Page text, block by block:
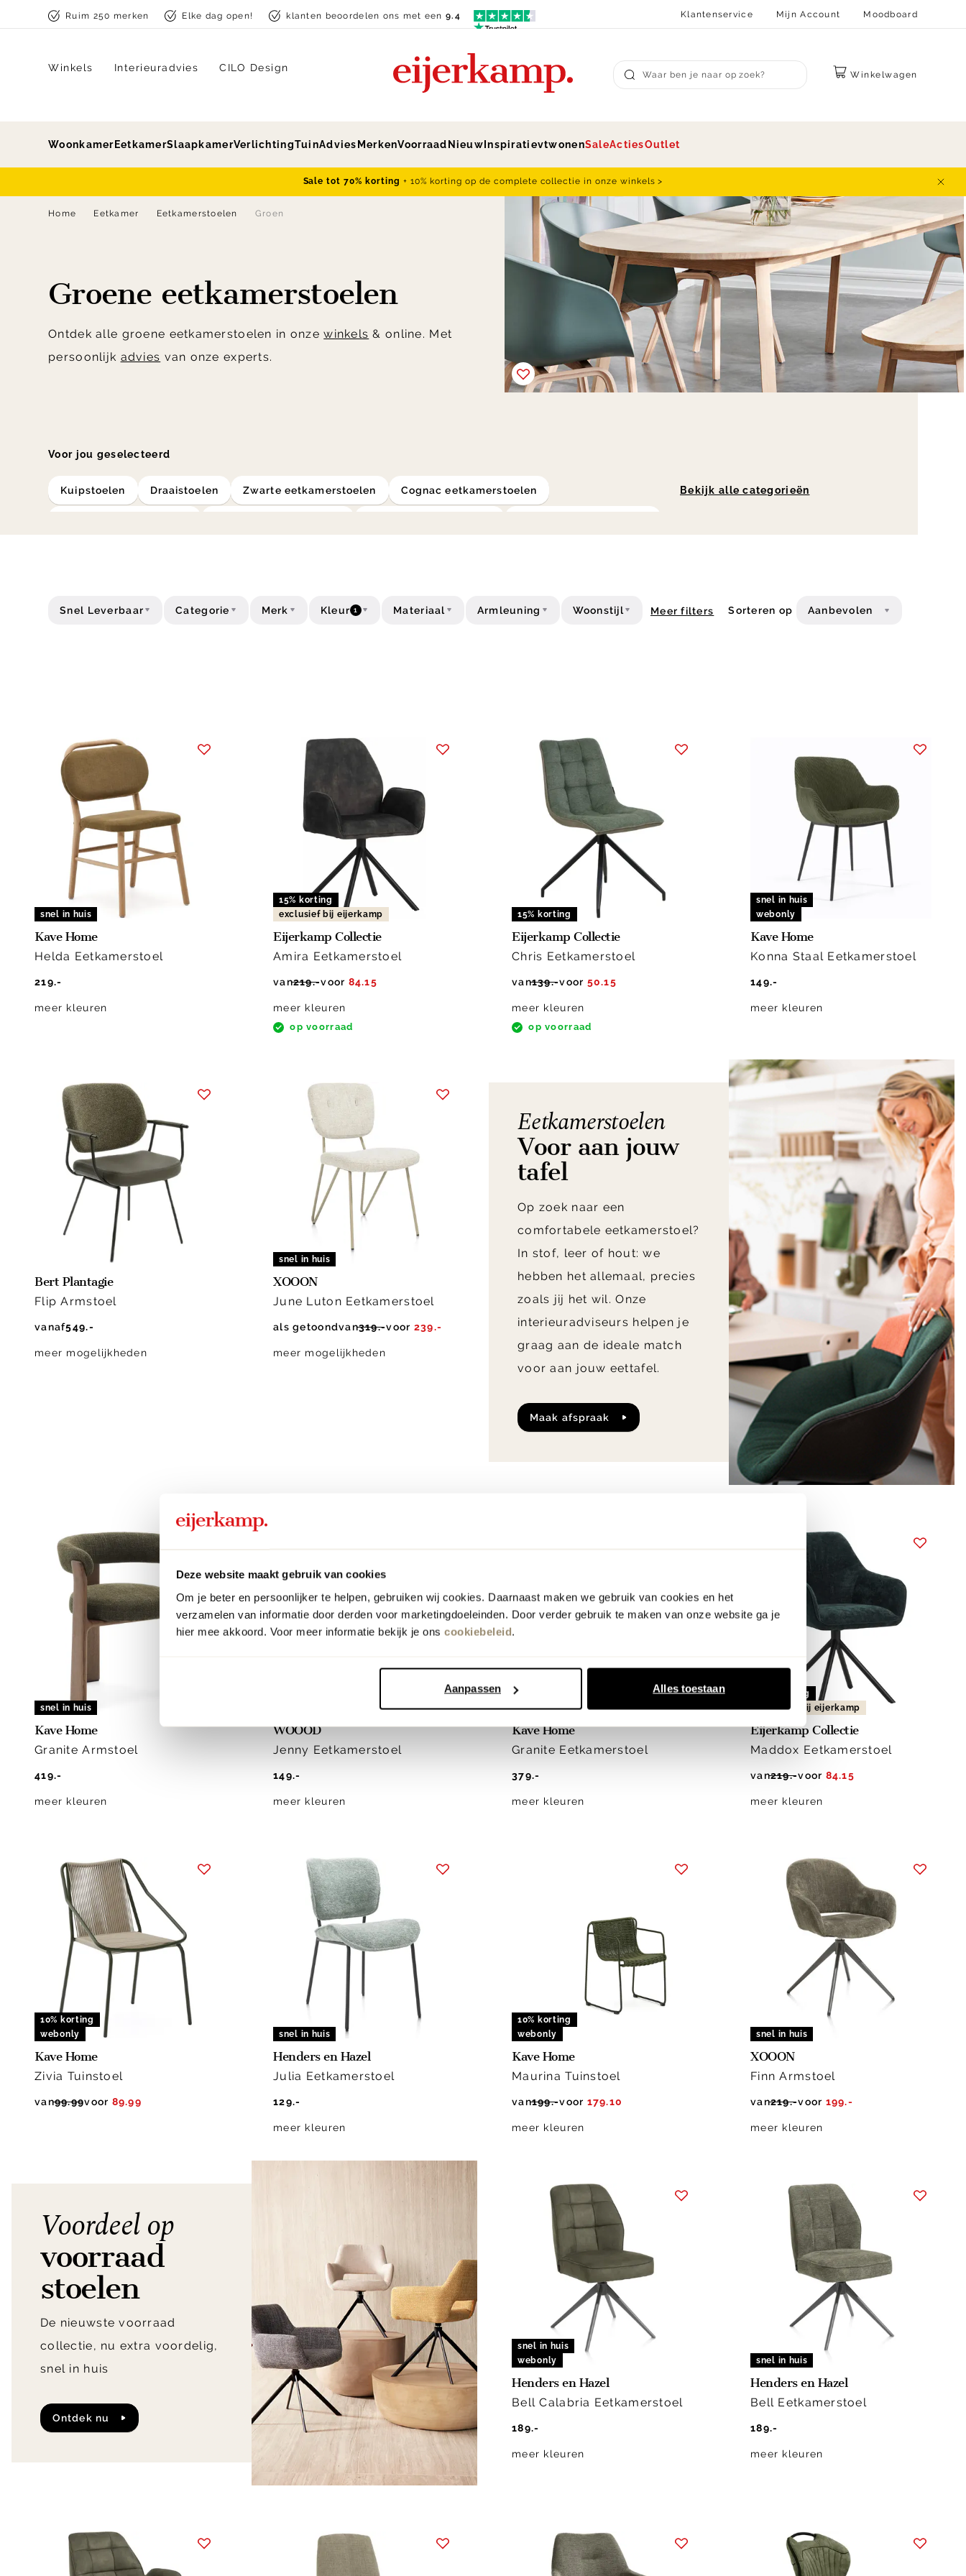
Deze website maakt gebruik van cookies
Om je beter en persoonlijker te helpen, gebruiken wij cookies. Daarnaast maken we gebruik van cookies en het
verzamelen van informatie door derden voor marketingdoeleinden. Door verder gebruik te maken van onze website ga je
hier mee akkoord. Voor meer informatie bekijk je ons cookiebeleid.
Aanpassen Alles toestaan
Skip to contentRuim 250 merken Elke dag open! klanten beoordelen ons met een9.4 Klantenservice Mijn Account Moodboard
Submit search
Winkelwagen
Winkels Interieuradvies CILO Design
Woonkamer EetkamerSlaapkamerVerlichtingTuinAdvies MerkenVoorraad Nieuw InspiratievtwonenSaleActiesOutlet
Sale tot 70% korting + 10% korting op de complete collectie in onze winkels >
Home Eetkamer Eetkamerstoelen Groen
Groene eetkamerstoelen
Ontdek alle groene eetkamerstoelen in onzewinkels & online. Met
persoonlijk advies van onze experts.
Voor jou geselecteerd
kuipstoelen draaistoelen zwarte eetkamerstoelen cognac eetkamerstoelen Bekijk alle categorieën
Snel Leverbaar Categorie Merk Kleur 1 Materiaal Armleuning Woonstijl Meer filters Sorteren op Aanbevolen
snel in huis
Kave Home
Helda Eetkamerstoel
219.-
meer kleuren
15% korting
exclusief bij eijerkamp
Eijerkamp Collectie
Amira Eetkamerstoel
van219.-voor 84.15
meer kleuren
op voorraad
15% korting
Eijerkamp Collectie
Chris Eetkamerstoel
van139.-voor 50.15
meer kleuren
op voorraad
snel in huis
webonly
Kave Home
Konna Staal Eetkamerstoel
149.-
meer kleuren
Bert Plantagie
Flip Armstoel
vanaf549.-
meer mogelijkheden
snel in huis
XOOON
June Luton Eetkamerstoel
als getoondvan319.-voor 239.-
meer mogelijkheden
snel in huis
Kave Home
Granite Armstoel
419.-
meer kleuren
WOOOD
Jenny Eetkamerstoel
149.-
meer kleuren
snel in huis
webonly
Kave Home
Granite Eetkamerstoel
379.-
meer kleuren
15% korting
exclusief bij eijerkamp
Eijerkamp Collectie
Maddox Eetkamerstoel
van219.-voor 84.15
meer kleuren
10% korting
webonly
Kave Home
Zivia Tuinstoel
van99.99voor 89.99
snel in huis
Henders en Hazel
Julia Eetkamerstoel
129.-
meer kleuren
10% korting
webonly
Kave Home
Maurina Tuinstoel
van199.-voor 179.10
meer kleuren
snel in huis
XOOON
Finn Armstoel
van219.-voor 199.-
meer kleuren
snel in huis
webonly
Henders en Hazel
Bell Calabria Eetkamerstoel
189.-
meer kleuren
snel in huis
Henders en Hazel
Bell Eetkamerstoel
189.-
meer kleuren
Eetkamerstoelen
Voor aan jouw
tafel
Op zoek naar een
comfortabele eetkamerstoel?
In stof, leer of hout: we
hebben het allemaal, precies
zoals jij het wil. Onze
interieuradviseurs helpen je
graag aan de ideale match
voor aan jouw eettafel.
maak afspraak
Voordeel op
voorraad
stoelen
De nieuwste voorraad
collectie, nu extra voordelig,
snel in huis
Ontdek nu